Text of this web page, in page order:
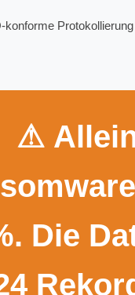
konforme
⚠
Die